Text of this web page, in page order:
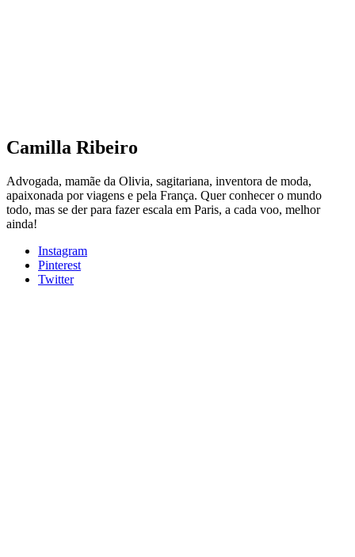
Camilla Ribeiro
Advogada, mamãe da Olivia, sagitariana, inventora de moda,
apaixonada por viagens e pela França. Quer conhecer o mundo
todo, mas se der para fazer escala em Paris, a cada voo, melhor
ainda!
Instagram
Pinterest
Twitter